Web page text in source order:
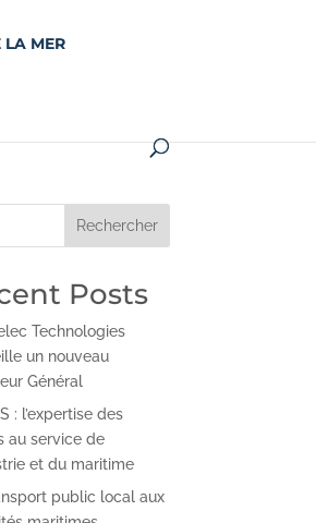
LA MER
Rechercher
Posts
Technologies
un nouveau
Général
: l’expertise des
au service de
et du maritime
public local aux